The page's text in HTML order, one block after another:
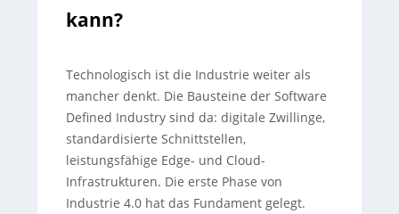
kann?
Technologisch ist die Industrie weiter als
mancher denkt. Die Bausteine der Software
Defined Industry sind da: digitale Zwillinge,
standardisierte Schnittstellen,
leistungsfähige Edge- und Cloud-
Infrastrukturen. Die erste Phase von
Industrie 4.0 hat das Fundament gelegt.